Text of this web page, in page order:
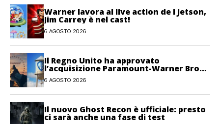
Warner lavora al live action de I Jetson,
Jim Carrey è nel cast!
6 AGOSTO 2026
Il Regno Unito ha approvato
l’acquisizione Paramount-Warner Bros
Discovery
6 AGOSTO 2026
Il nuovo Ghost Recon è ufficiale: presto
ci sarà anche una fase di test